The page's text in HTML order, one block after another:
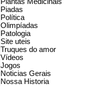
Piadas
Política
Olimpíadas
Patologia
Site uteis
Truques do amor
Vídeos
Jogos
Noticias Gerais
Nossa Historia